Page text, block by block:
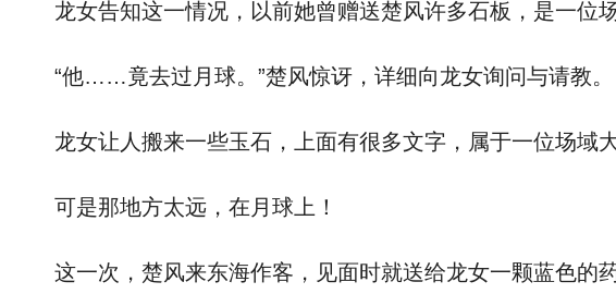
龙女告知这一情况，以前她曾赠送楚风许多石板，是一位场
“他……竟去过月球。”楚风惊讶，详细向龙女询问与请教。
龙女让人搬来一些玉石，上面有很多文字，属于一位场域
可是那地方太远，在月球上！
这一次，楚风来东海作客，见面时就送给龙女一颗蓝色的